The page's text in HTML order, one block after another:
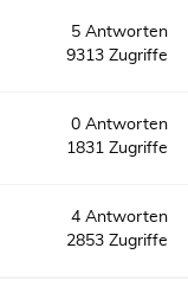
5Antworten
9313Zugriffe
0Antworten
1831Zugriffe
4Antworten
2853Zugriffe